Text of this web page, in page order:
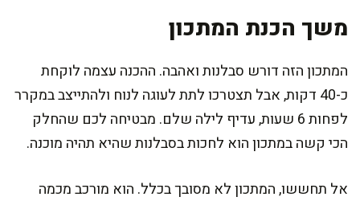
משך הכנת המתכון
המתכון הזה דורש סבלנות ואהבה. ההכנה עצמה לוקחת
כ-40 דקות, אבל תצטרכו לתת לעוגה לנוח ולהתייצב במקרר
לפחות 6 שעות, עדיף לילה שלם. מבטיחה לכם שהחלק
הכי קשה במתכון הוא לחכות בסבלנות שהיא תהיה מוכנה.
אל תחששו, המתכון לא מסובך בכלל. הוא מורכב מכמה